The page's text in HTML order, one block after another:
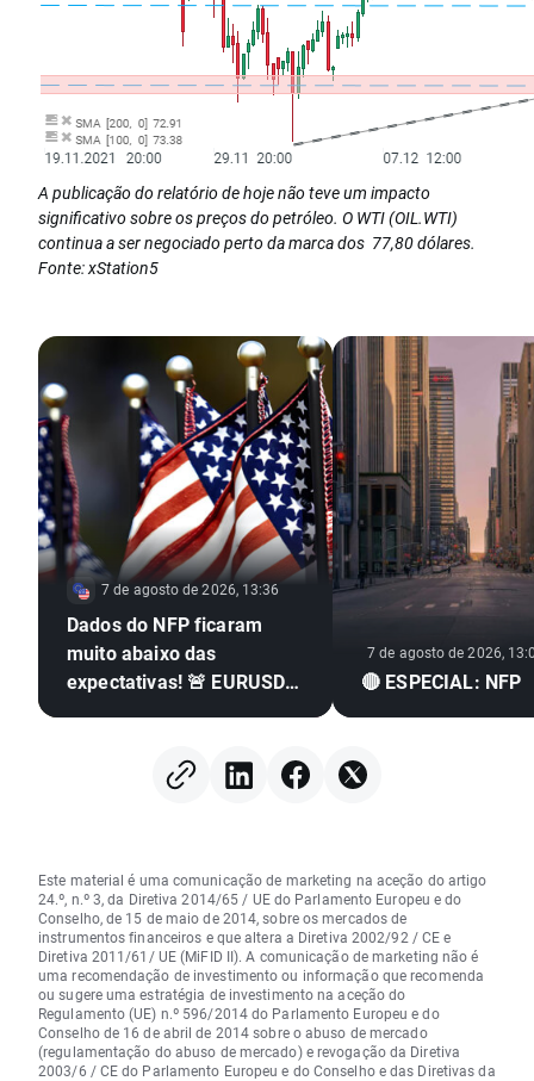
A publicação do relatório de hoje não teve um impacto
significativo sobre os preços do petróleo. O WTI (OIL.WTI)
continua a ser negociado perto da marca dos 77,80 dólares.
Fonte: xStation5
7 de agosto de 2026, 13:36
Dados do NFP ficaram
muito abaixo das
expectativas! 🚨 EURUSD
7 de agosto de 2026,
🔴 ESPECIAL: NFP
Este material é uma comunicação de marketing na aceção do artigo
24.º, n.º 3, da Diretiva 2014/65 / UE do Parlamento Europeu e do
Conselho, de 15 de maio de 2014, sobre os mercados de
instrumentos financeiros e que altera a Diretiva 2002/92 / CE e
Diretiva 2011/61/ UE (MiFID II). A comunicação de marketing não é
uma recomendação de investimento ou informação que recomenda
ou sugere uma estratégia de investimento na aceção do
Regulamento (UE) n.º 596/2014 do Parlamento Europeu e do
Conselho de 16 de abril de 2014 sobre o abuso de mercado
(regulamentação do abuso de mercado) e revogação da Diretiva
2003/6 / CE do Parlamento Europeu e do Conselho e das Diretivas da